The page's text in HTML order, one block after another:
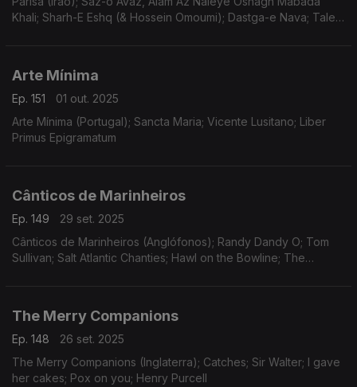
Khali; Sharh-E Eshq (& Hossein Omoumi); Dastga-e Nava; Tale
Arte Mínima
Ep. 151
01 out. 2025
Arte Mínima (Portugal); Sancta Maria; Vicente Lusitano; Liber
Primus Epigramatum
Cânticos de Marinheiros
Ep. 149
29 set. 2025
Cânticos de Marinheiros (Anglófonos); Randy Dandy O; Tom
Sullivan; Salt Atlantic Chanties; Hawl on the Bowline; The
The Merry Companions
Ep. 148
26 set. 2025
The Merry Companions (Inglaterra); Catches; Sir Walter; I gave
her cakes; Pox on you; Henry Purcell